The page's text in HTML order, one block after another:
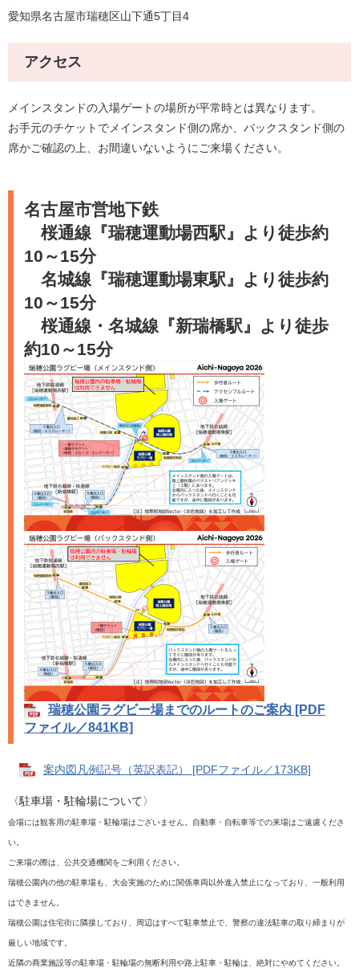
愛知県名古屋市瑞穂区山下通5丁目4
アクセス
メインスタンドの入場ゲートの場所が平常時とは異なります。
お手元のチケットでメインスタンド側の席か、バックスタンド側の
席かご確認の上、お間違いないようにご来場ください。
名古屋市営地下鉄
桜通線『瑞穂運動場西駅』より徒歩約
10～15分
名城線『瑞穂運動場東駅』より徒歩約
10～15分
桜通線・名城線『新瑞橋駅』より徒歩
約10～15分
瑞穂公園ラグビー場までのルートのご案内 [PDF
ファイル／841KB]
案内図凡例記号（英訳表記） [PDFファイル／173KB]
〈駐車場・駐輪場について〉
会場には観客用の駐車場・駐輪場はございません。自動車・自転車等での来場はご遠慮くださ
い。
ご来場の際は、公共交通機関をご利用ください。
瑞穂公園内の他の駐車場も、大会実施のために関係車両以外進入禁止になっており、一般利用
はできません。
瑞穂公園は住宅街に隣接しており、周辺はすべて駐車禁止で、警察の違法駐車の取り締まりが
厳しい地域です。
近隣の商業施設等の駐車場・駐輪場の無断利用や路上駐車・駐輪は、絶対にやめてください。​​